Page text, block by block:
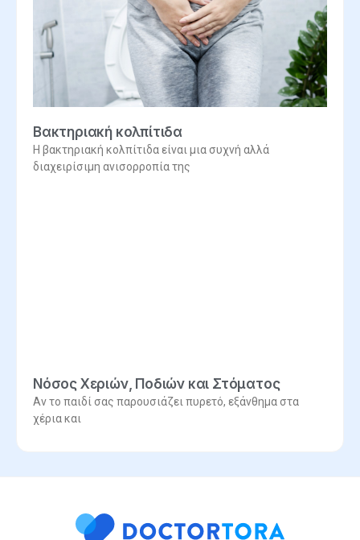
Βακτηριακή κολπίτιδα
Η βακτηριακή κολπίτιδα είναι μια συχνή αλλά
διαχειρίσιμη ανισορροπία της
Νόσος Χεριών, Ποδιών και Στόματος
Αν το παιδί σας παρουσιάζει πυρετό, εξάνθημα στα
χέρια και